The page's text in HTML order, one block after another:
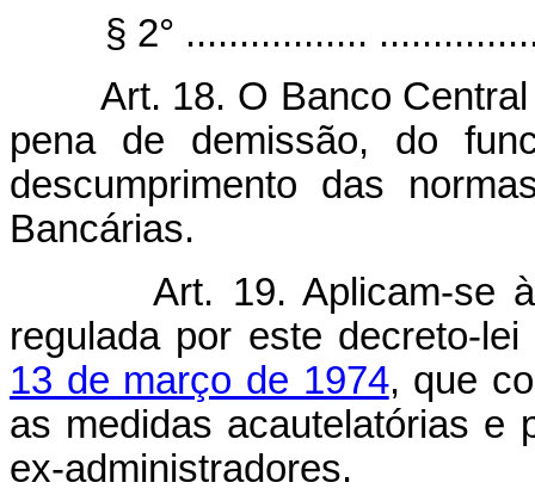
§ 2° .................
Art. 18. O Banco
pena de demissão, do
descumprimento das
Bancárias.
Art. 19. Aplicam-se
regulada por este decreto-
13 de março de 1974, que
as medidas acautelatórias e
ex-administradores.